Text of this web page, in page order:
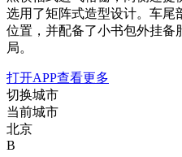
选用了矩阵式造型设计。车尾
位置，并配备了小书包外挂备
局。
打开APP查看更多
切换城市
当前城市
北京
B